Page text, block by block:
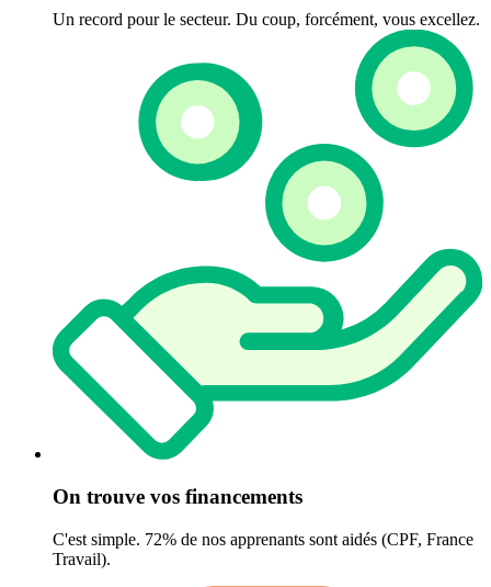
Un record pour le secteur. Du coup, forcément, vous excellez.
On trouve vos financements
C'est simple. 72% de nos apprenants sont aidés (CPF, France
Travail).